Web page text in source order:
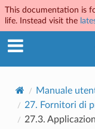
This documentation is
life. Instead visit the
Manuale
27. Fornitori di
27.3.